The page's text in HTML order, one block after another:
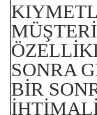
SONRA
BİR